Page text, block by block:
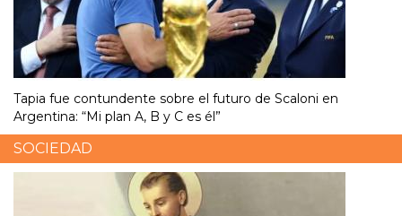
Tapia fue contundente sobre el futuro de Scaloni en
Argentina: “Mi plan A, B y C es él”
SOCIEDAD